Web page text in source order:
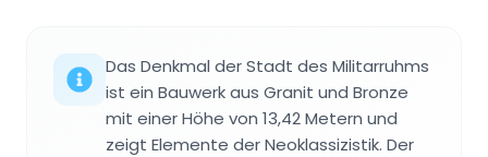
Das Denkmal der Stadt des Militarruhms
ist ein Bauwerk aus Granit und Bronze
mit einer Höhe von 13,42 Metern und
zeigt Elemente der Neoklassizistik. Der